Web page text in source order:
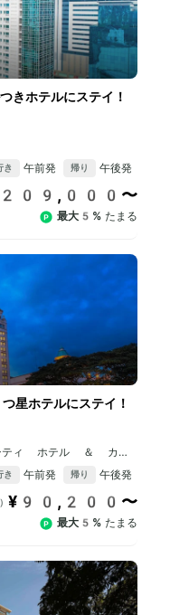
きホテルにステイ！
き 午前発 帰り 午後発
〜
最大5% たまる
星ホテルにステイ！
ティ ホテル ＆ カジ
き 午前発 帰り 午後発
¥90,200〜
最大5% たまる